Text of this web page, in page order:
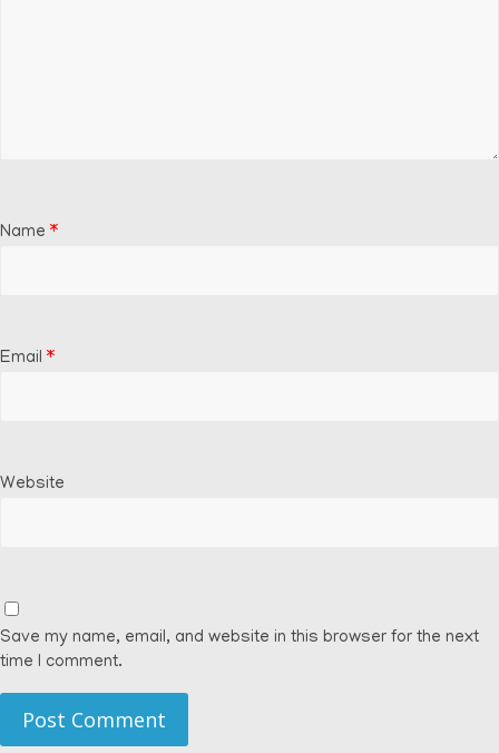
Name *
Email *
Website
Save my name, email, and website in this browser for the next
time I comment.